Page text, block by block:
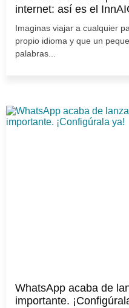
internet: así es el
Imaginas viajar a cualquier
propio idioma y que un
palabras...
WhatsApp acaba de
importante.